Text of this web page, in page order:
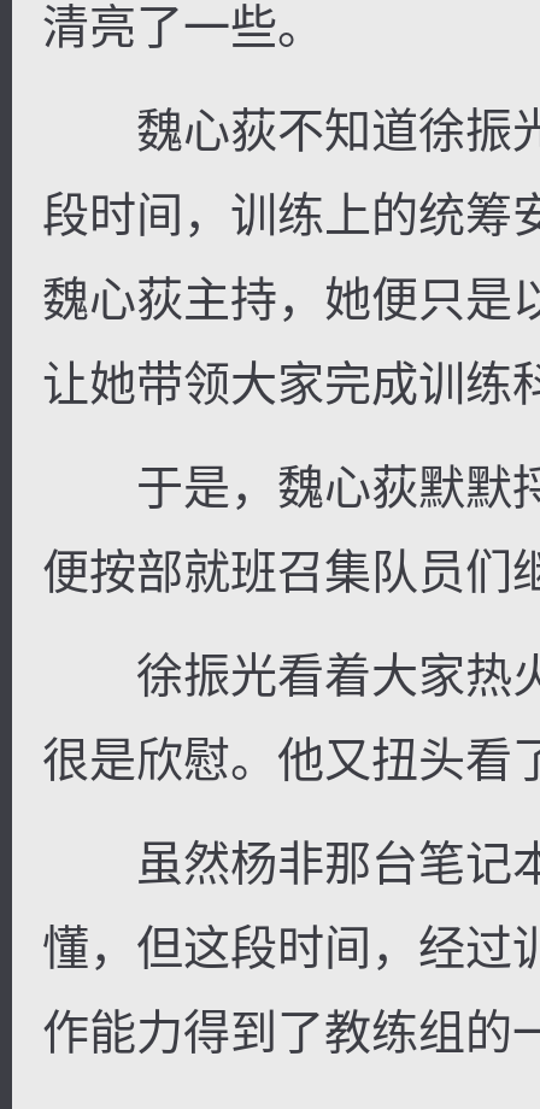
清亮了一些。
魏心荻不知道徐振
段时间，训练上的统筹
魏心荻主持，她便只是
让她带领大家完成训练
于是，魏心荻默默
便按部就班召集队员们
徐振光看着大家热
很是欣慰。他又扭头看
虽然杨非那台笔记
懂，但这段时间，经过
作能力得到了教练组的